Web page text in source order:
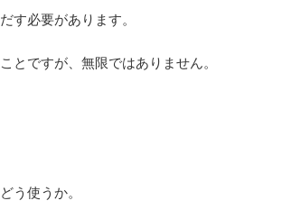
す必要があります。
とですが、無限ではありません。
う使うか。